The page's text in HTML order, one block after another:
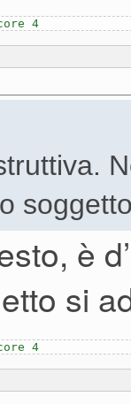
4
è
si
4